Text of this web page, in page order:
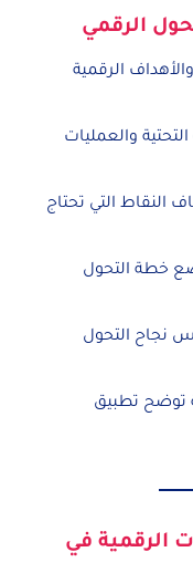
الرقمي
الرقمية
التحتية والعمليات
النقاط التي تحتاج
خطة التحول
نجاح التحول
توضح تطبيق
الرقمية في